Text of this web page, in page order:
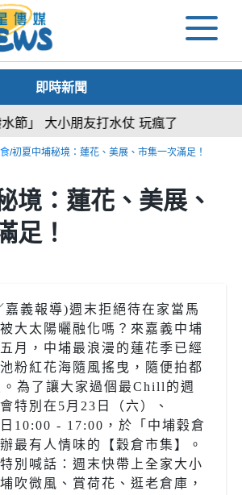
即時新聞
小朋友打水仗 玩瘋了
/初夏中埔秘境：蓮花、美展、市集一次滿足！
境：蓮花、美展、
足！
嘉義報導)週末拒絕待在家當馬
大太陽曬融化嗎？來嘉義中埔
月，中埔最浪漫的蓮花季已經
粉紅花海隨風搖曳，隨便拍都
為了讓大家過個最Chill的週
特別在5月23日（六）、
10:00 - 17:00，於「中埔穀倉
最有人情味的【穀倉市集】。
別喊話：週末快帶上全家大小
吹微風、賞荷花、逛老倉庫，